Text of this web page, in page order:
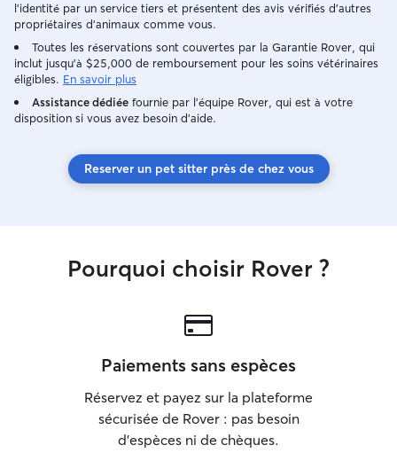
l'identité par un service tiers et présentent des avis vérifiés d'autres
propriétaires d'animaux comme vous.
Toutes les réservations sont couvertes par la Garantie Rover, qui
inclut jusqu'à $25,000 de remboursement pour les soins vétérinaires
éligibles. En savoir plus
Assistance dédiée fournie par l'équipe Rover, qui est à votre
disposition si vous avez besoin d'aide.
Reserver un pet sitter près de chez vous
Pourquoi choisir Rover ?
Paiements sans espèces
Réservez et payez sur la plateforme
sécurisée de Rover : pas besoin
d'espèces ni de chèques.